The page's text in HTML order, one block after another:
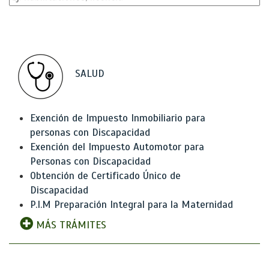
SALUD
Exención de Impuesto Inmobiliario para
personas con Discapacidad
Exención del Impuesto Automotor para
Personas con Discapacidad
Obtención de Certificado Único de
Discapacidad
P.I.M Preparación Integral para la Maternidad
MÁS TRÁMITES